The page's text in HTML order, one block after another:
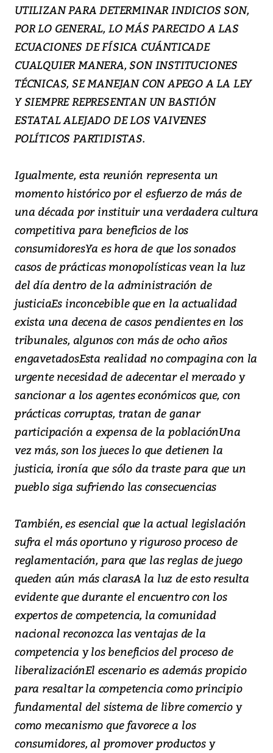
UTILIZAN PARA DETERMINAR INDICIOS SON,
POR LO GENERAL, LO MÁS PARECIDO A LAS
ECUACIONES DE FÍSICA CUÁNTICADE
CUALQUIER MANERA, SON INSTITUCIONES
TÉCNICAS, SE MANEJAN CON APEGO A LA LEY
Y SIEMPRE REPRESENTAN UN BASTIÓN
ESTATAL ALEJADO DE LOS VAIVENES
POLÍTICOS PARTIDISTAS.
Igualmente, esta reunión representa un
momento histórico por el esfuerzo de más de
una década por instituir una verdadera cultura
competitiva para beneficios de los
consumidoresYa es hora de que los sonados
casos de prácticas monopolísticas vean la luz
del día dentro de la administración de
justiciaEs inconcebible que en la actualidad
exista una decena de casos pendientes en los
tribunales, algunos con más de ocho años
engavetadosEsta realidad no compagina con la
urgente necesidad de adecentar el mercado y
sancionar a los agentes económicos que, con
prácticas corruptas, tratan de ganar
participación a expensa de la poblaciónUna
vez más, son los jueces lo que detienen la
justicia, ironía que sólo da traste para que un
pueblo siga sufriendo las consecuencias
También, es esencial que la actual legislación
sufra el más oportuno y riguroso proceso de
reglamentación, para que las reglas de juego
queden aún más clarasA la luz de esto resulta
evidente que durante el encuentro con los
expertos de competencia, la comunidad
nacional reconozca las ventajas de la
competencia y los beneficios del proceso de
liberalizaciónEl escenario es además propicio
para resaltar la competencia como principio
fundamental del sistema de libre comercio y
como mecanismo que favorece a los
consumidores, al promover productos y